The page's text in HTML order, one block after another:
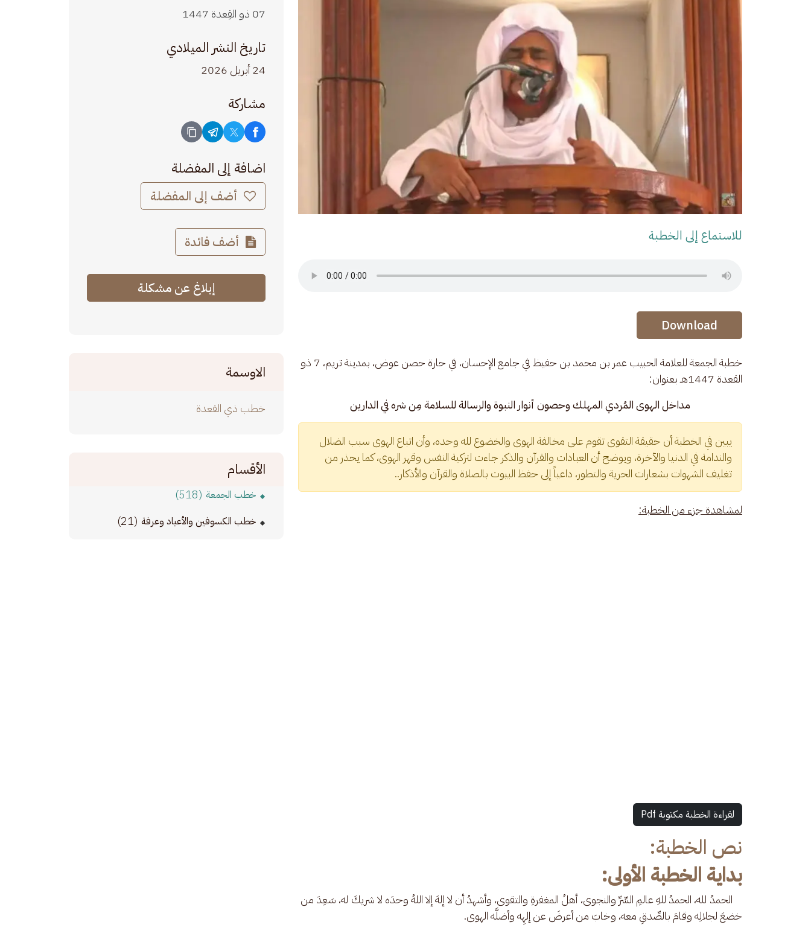
للاستماع إلى الخطبة
Audio Stream
Audio Stream
Download
خطبة الجمعة للعلامة الحبيب عمر بن محمد بن حفيظ في جامع الإحسان، في حارة حصن عوض، بمدينة تريم، 7 ذو
القعدة 1447هـ بعنوان:
مداخل الهوى المُردي المهلك وحصون أنوار النبوة والرسالة للسلامة مِن شره في الدارين
يبين في الخطبة أن حقيقة التقوى تقوم على مخالفة الهوى والخضوع لله وحده، وأن اتباع الهوى سبب الضلال
والندامة في الدنيا والآخرة، ويوضح أن العبادات والقرآن والذكر جاءت لتزكية النفس وقهر الهوى، كما يحذر من
تغليف الشهوات بشعارات الحرية والتطور، داعياً إلى حفظ البيوت بالصلاة والقرآن والأذكار..
لمشاهدة جزء من الخطبة:
لقراءة الخطبة مكتوبة Pdf
نص الخطبة:
بداية الخطبة الأولى:
الحمدُ لله، الحمدُ للهِ عالمِ السِّرِّ والنجوى، أهلُ المغفرةِ والتقوى، وأشهدُ أن لا إلهَ إلا اللهُ وحدَه لا شريكَ له، سَعِدَ من
خضعَ لجلالِه وقامَ بالصِّدقِ معه، وخابَ من أعرضَ عن إلهِه وأضلَّه الهوى.
07 ذو القِعدة 1447
تاريخ النشر الميلادي
24 أبريل 2026
مشاركة
اضافة إلى المفضلة
أضف إلى المفضلة
أضف فائدة
إبلاغ عن مشكلة
الاوسمة
خطب ذي القعدة
الأقسام
خطب الجمعة (518)
خطب الكسوفين والأعياد وعرفة (21)